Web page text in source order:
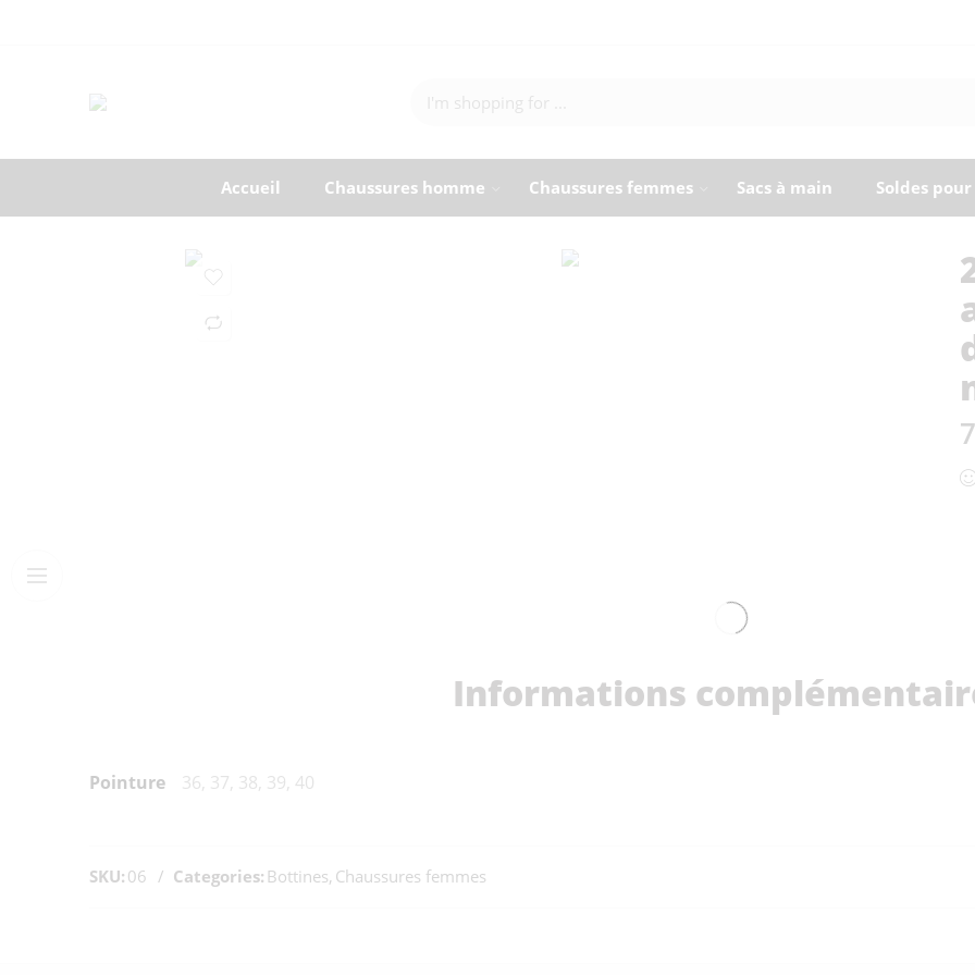
Accueil Chaussures homme Chaussures femmes Sacs à main Soldes
Informations
Pointure 36, 37, 38, 39, 40
SKU: 06 Categories: Bottines, Chaussures femmes